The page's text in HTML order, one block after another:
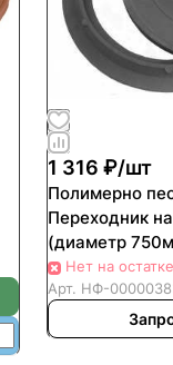
1 316 ₽/шт
Полимерно
Переходник
(диаметр
Нет на остатке
Арт. НФ-